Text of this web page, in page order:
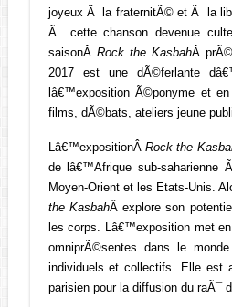
joyeux Ã la fraternitÃ© et Ã la
Ã cette chanson devenue
saisonÂ Rock the KasbahÂ
2017 est une dÃ©ferlante
lâ€™exposition Ã©ponyme et
films, dÃ©bats, ateliers jeune
Lâ€™expositionÂ Rock the
de lâ€™Afrique sub-
Moyen-Orient et les Etats-Unis.
the KasbahÂexplore son
les corps. Lâ€™exposition met
omniprÃ©sentes dans le
individuels et collectifs. Elle est
parisien pour la diffusion du raÃ¯